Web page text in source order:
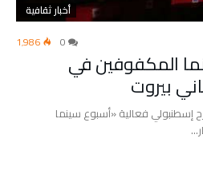
أخبار ثقافية
1٬986
المكفوفين في
بيروت
إسطنبولي فعالية «أسبوع سينما